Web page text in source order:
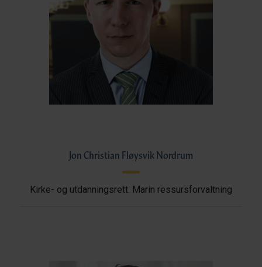
Jon Christian Fløysvik Nordrum
Kirke- og utdanningsrett. Marin ressursforvaltning